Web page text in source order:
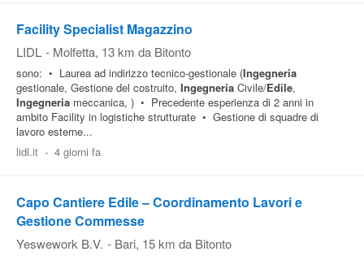
Facility Specialist Magazzino
LIDL - Molfetta, 13 km da Bitonto
sono: • Laurea ad indirizzo tecnico-gestionale (Ingegneria
gestionale, Gestione del costruito, Ingegneria Civile/Edile,
Ingegneria meccanica, ) • Precedente esperienza di 2 anni in
ambito Facility in logistiche strutturate • Gestione di squadre di
lavoro esterne...
lidl.it - 4 giorni fa
Capo Cantiere Edile – Coordinamento Lavori e
Gestione Commesse
Yeswework B.V. - Bari, 15 km da Bitonto